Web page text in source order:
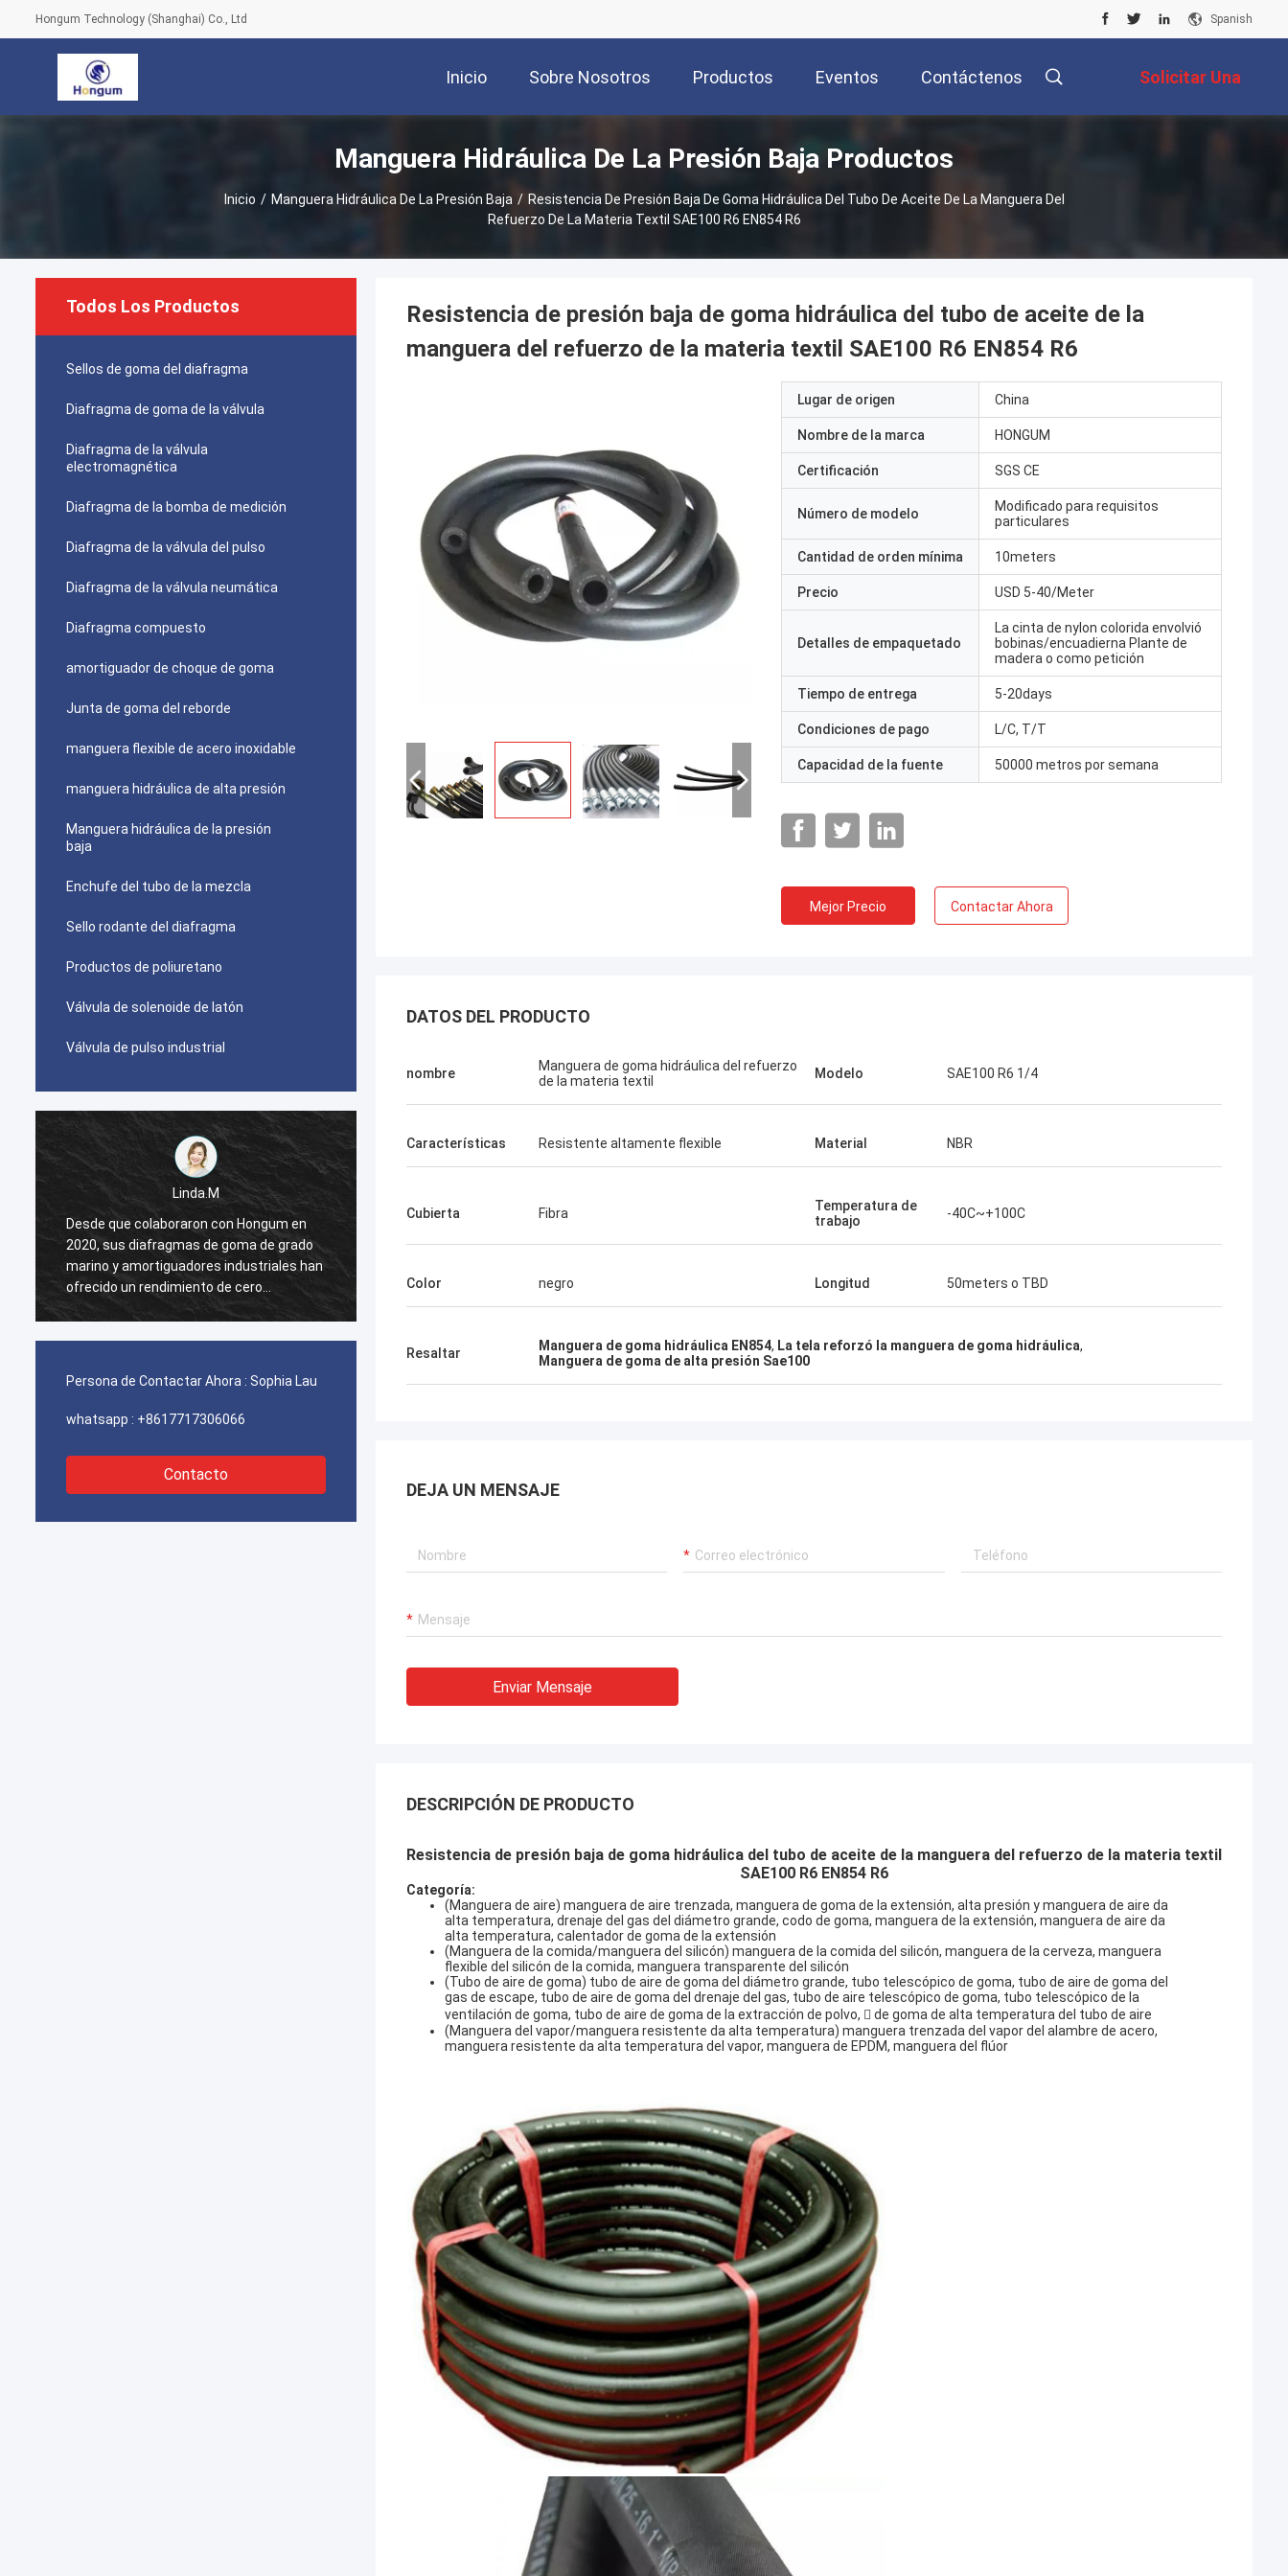
Hongum Technology (Shanghai) Co., Ltd Spanish
Inicio Sobre Nosotros Productos Eventos Contáctenos Solicitar Una
Cotización
Manguera Hidráulica De La Presión Baja Productos
Inicio / Manguera Hidráulica De La Presión Baja / Resistencia De Presión Baja De Goma Hidráulica Del Tubo De Aceite De La Manguera Del
Refuerzo De La Materia Textil SAE100 R6 EN854 R6
Todos Los Productos
Sellos de goma del diafragma
Diafragma de goma de la válvula
Diafragma de la válvula
electromagnética
Diafragma de la bomba de medición
Diafragma de la válvula del pulso
Diafragma de la válvula neumática
Diafragma compuesto
amortiguador de choque de goma
Junta de goma del reborde
manguera flexible de acero inoxidable
manguera hidráulica de alta presión
Manguera hidráulica de la presión
baja
Enchufe del tubo de la mezcla
Sello rodante del diafragma
Productos de poliuretano
Válvula de solenoide de latón
Válvula de pulso industrial
Linda.M
Desde que colaboraron con Hongum en
2020, sus diafragmas de goma de grado
marino y amortiguadores industriales han
ofrecido un rendimiento de cero
fallas,garantizar el funcionamiento
Desde que colaboraron con Hongum en
2020, sus diafragmas de goma de grado
ofrecido un rendimiento de cero
fallas,garantizar el funcionamiento
portuarias, sistemas de propulsión de
dragas y equipos de transporte de GNL.
Persona de Contactar Ahora : Sophia Lau
whatsapp : +8617717306066
Contacto
Resistencia de presión baja de goma hidráulica del tubo de aceite de la
manguera del refuerzo de la materia textil SAE100 R6 EN854 R6
Lugar de origen China
Nombre de la marca HONGUM
Certificación SGS CE
Número de modelo
Modificado para requisitos
particulares
Cantidad de orden mínima 10meters
Precio USD 5-40/Meter
Detalles de empaquetado
La cinta de nylon colorida envolvió
bobinas/encuadierna Plante de
madera o como petición
Tiempo de entrega 5-20days
Condiciones de pago L/C, T/T
Capacidad de la fuente 50000 metros por semana
Mejor Precio Contactar Ahora
DATOS DEL PRODUCTO
nombre
Manguera de goma hidráulica del refuerzo
de la materia textil
Modelo SAE100 R6 1/4
Características Resistente altamente flexible Material NBR
Cubierta Fibra
Temperatura de
trabajo
-40C~+100C
Color negro Longitud 50meters o TBD
Resaltar Manguera de goma hidráulica EN854, La tela reforzó la manguera de goma hidráulica,
Manguera de goma de alta presión Sae100
DEJA UN MENSAJE
Enviar Mensaje
DESCRIPCIÓN DE PRODUCTO
Resistencia de presión baja de goma hidráulica del tubo de aceite de la manguera del refuerzo de la materia textil
SAE100 R6 EN854 R6
Categoría:
(Manguera de aire) manguera de aire trenzada, manguera de goma de la extensión, alta presión y manguera de aire da
alta temperatura, drenaje del gas del diámetro grande, codo de goma, manguera de la extensión, manguera de aire da
alta temperatura, calentador de goma de la extensión
(Manguera de la comida/manguera del silicón) manguera de la comida del silicón, manguera de la cerveza, manguera
flexible del silicón de la comida, manguera transparente del silicón
(Tubo de aire de goma) tubo de aire de goma del diámetro grande, tubo telescópico de goma, tubo de aire de goma del
gas de escape, tubo de aire de goma del drenaje del gas, tubo de aire telescópico de goma, tubo telescópico de la
ventilación de goma, tubo de aire de goma de la extracción de polvo,  de goma de alta temperatura del tubo de aire
(Manguera del vapor/manguera resistente da alta temperatura) manguera trenzada del vapor del alambre de acero,
manguera resistente da alta temperatura del vapor, manguera de EPDM, manguera del flúor